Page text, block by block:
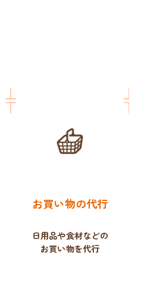
お買い物の代行
日用品や食材などの
お買い物を代行